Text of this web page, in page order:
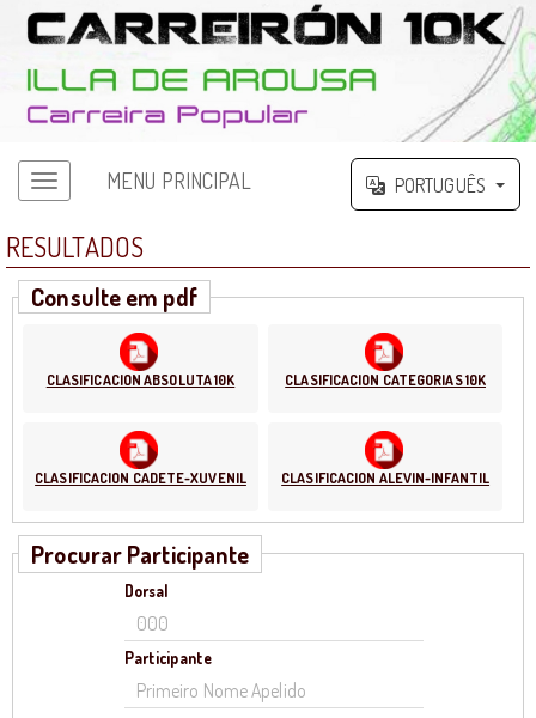
MENU PRINCIPAL PORTUGUÊS
RESULTADOS
Consulte em pdf
CLASIFICACION ABSOLUTA 10K CLASIFICACION CATEGORIAS 10K
CLASIFICACION CADETE-XUVENIL CLASIFICACION ALEVIN-INFANTIL
Procurar Participante
Dorsal
Participante